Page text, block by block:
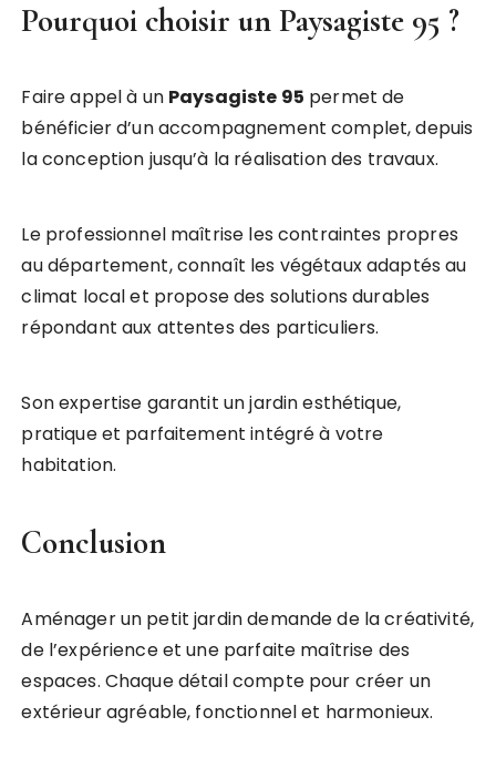
Pourquoi choisir un Paysagiste 95 ?
Faire appel à un Paysagiste 95 permet de
bénéficier d’un accompagnement complet, depuis
la conception jusqu’à la réalisation des travaux.
Le professionnel maîtrise les contraintes propres
au département, connaît les végétaux adaptés au
climat local et propose des solutions durables
répondant aux attentes des particuliers.
Son expertise garantit un jardin esthétique,
pratique et parfaitement intégré à votre
habitation.
Conclusion
Aménager un petit jardin demande de la créativité,
de l’expérience et une parfaite maîtrise des
espaces. Chaque détail compte pour créer un
extérieur agréable, fonctionnel et harmonieux.